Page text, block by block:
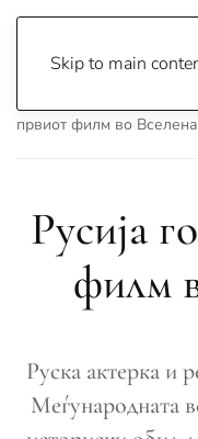
Skip to main
првиот филм во
Русија
филм
Руска актерка и
Меѓународната